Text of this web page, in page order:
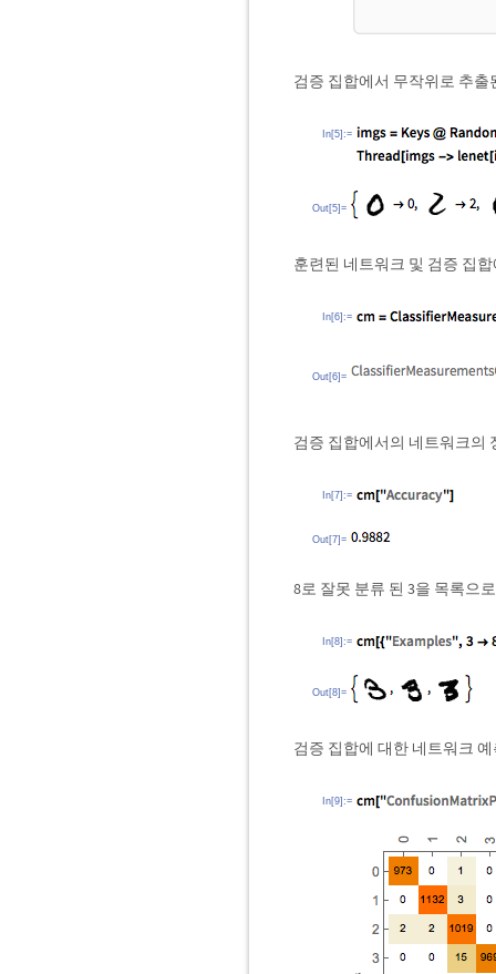
검증 집합에서 무작위로 추
In[5]:=
Out[5]=
훈련된 네트워크 및 검증 집
In[6]:=
Out[6]=
검증 집합에서의 네트워크의
In[7]:=
Out[7]=
8로 잘못 분류 된 3을 목록으
In[8]:=
Out[8]=
검증 집합에 대한 네트워크
In[9]:=